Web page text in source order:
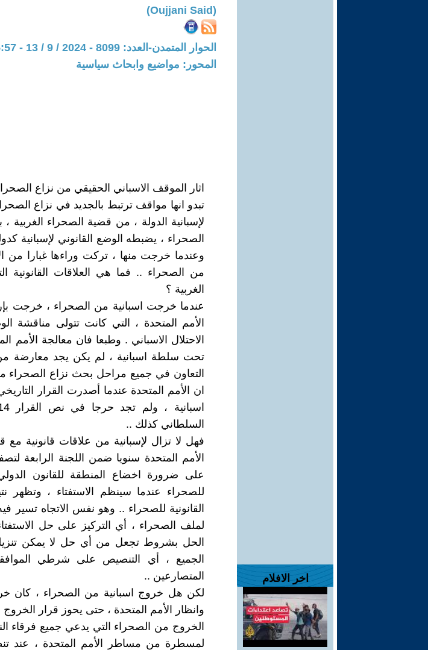
اخر الافلام
(Oujjani Said)
الحوار المتمدن-العدد: 8099 - 2024 / 9 / 13 - 15:57
المحور: مواضيع وابحاث سياسية
اثار الموقف الاسباني الحقيقي من نزاع
تبدو انها مواقف ترتبط بالجديد في نزاع
لإسبانية الدولة ، من قضية الصحراء الغربية
الصحراء ، يضبطه الوضع القانوني لإسبانية
وعندما خرجت منها ، تركت وراءها غبارا من
من الصحراء .. فما هي العلاقات القانونية
الغربية ؟
عندما خرجت اسبانية من الصحراء ، خرجت
الأمم المتحدة ، التي كانت تتولى مناقشة
الاحتلال الاسباني . وطبعا فان معالجة الأمم
التعاون في جميع مراحل بحث نزاع الصحراء
السلطاني كذلك ..
فهل لا تزال لإسبانية من علاقات قانونية مع
الأمم المتحدة سنويا ضمن اللجنة الرابعة
على ضرورة اخضاع المنطقة للقانون
للصحراء عندما سينظم الاستفتاء ، وتظهر
القانونية للصحراء .. وهو نفس الاتجاه تسير
لملف الصحراء ، أي التركيز على حل
الحل بشروط تجعل من أي حل لا يمكن تنزيله
الجميع ، أي التنصيص على شرطي
المتصارعين ..
لكن هل خروج اسبانية من الصحراء ، كان
وانظار الأمم المتحدة ، حتى يحوز قرار
الخروج من الصحراء التي يدعي جميع فرقاء
لمسطرة من مساطر الأمم المتحدة ، عند